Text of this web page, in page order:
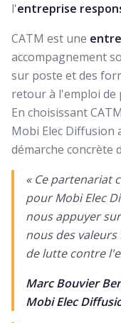
l'entreprise
CATM est une
accompagnement
sur poste et des
retour à l'emploi de
En choisissant
Mobi Elec Diffusion
démarche concrète
« Ce partenariat
pour Mobi Elec
nous appuyer
nous des
de lutte contre
Marc Bouvier
Mobi Elec